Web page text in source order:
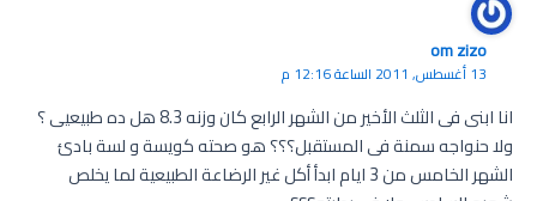
om zizo
13 أغسطس, 2011 الساعة 12:16 م
انا ابنى فى الثلث الأخير من الشهر الرابع كان وزنه 8.3 هل ده طبيعيى ؟
ولا حنواجه سمنة فى المستقبل؟؟؟ هو صحته كويسة و لسة بادئ
الشهر الخامس من 3 ايام ابدأ أكل غير الرضاعة الطبيعية لما يخلص